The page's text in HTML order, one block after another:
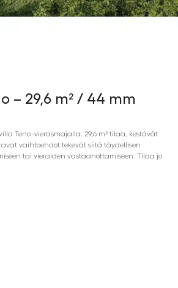
– 29,6 m² / 44 mm
Teno -vierasmajalla. 29,6 m² tilaa, kestävät
vaihtoehdot tekevät siitä täydellisen
tai vieraiden vastaanottamiseen. Tilaa jo